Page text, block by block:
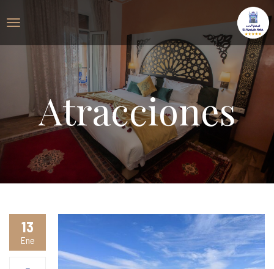
Atracciones
13
Ene